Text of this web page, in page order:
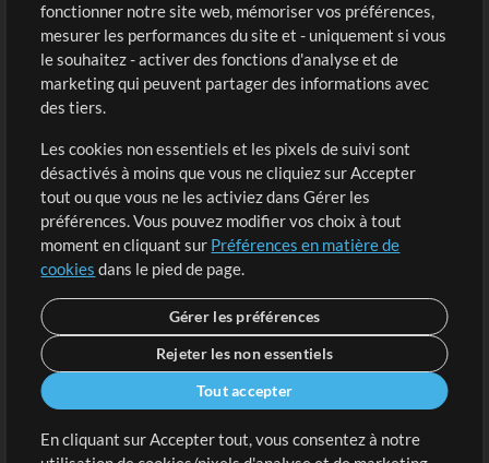
Boutique
Acheter des crédits
Contenu gratuit
Demander les pistes
Extras
Sessions
Soumettre votre contenu
Listes de lecture
Conférence MT
Compte
Connexion
S'inscrire
fonctionner notre site web, mémoriser vos préférences,
mesurer les performances du site et - uniquement si vous
le souhaitez - activer des fonctions d'analyse et de
marketing qui peuvent partager des informations avec
des tiers.
Les cookies non essentiels et les pixels de suivi sont
désactivés à moins que vous ne cliquiez sur Accepter
tout ou que vous ne les activiez dans Gérer les
préférences. Vous pouvez modifier vos choix à tout
moment en cliquant sur Préférences en matière de
cookies dans le pied de page.
Gérer les préférences
Rejeter les non essentiels
Tout accepter
En cliquant sur Accepter tout, vous consentez à notre